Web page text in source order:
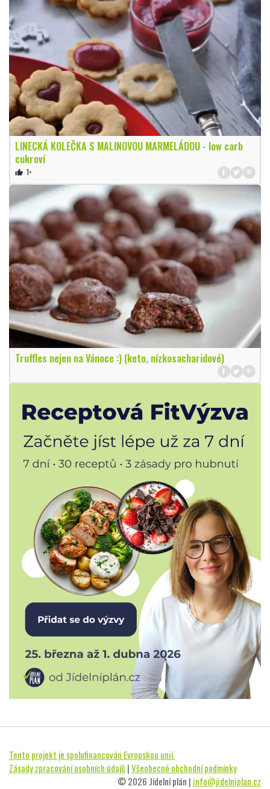
LINECKÁ KOLEČKA S MALINOVOU MARMELÁDOU - low carb
cukroví
thumb_up 1×
Truffles nejen na Vánoce :) (keto, nízkosacharidové)
Tento projekt je spolufinancován Evropskou unií.
Zásady zpracování osobních údajů |Všeobecné obchodní podmínky
© 2026 Jídelní plán | info@jidelniplan.cz